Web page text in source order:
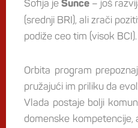
Sofija je Sunce – još
(srednji BRI), ali zrači
podiže ceo tim (visok BCI).
Orbita program
pružajući im priliku da
Vlada postaje bolji
domenske kompetencije,